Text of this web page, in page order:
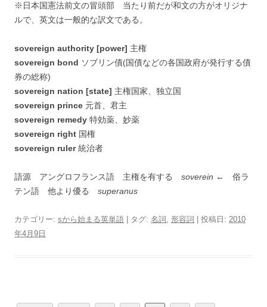
※日本国憲法前文の冒頭部 当たり前だが和文の方がオリジナ
ルで、英文は一般的な訳文である。
sovereign authority [power] 主権
sovereign bond ソブリン債(国債などの各国政府が発行する債
券の総称)
sovereign nation [state] 主権国家、独立国
sovereign prince 元首、君主
sovereign remedy 特効薬、妙薬
sovereign right 国権
sovereign ruler統治者
語源 アングロフランス語 主権を有する soverein ← 俗ラ
テン語 他より優る superanus
カテゴリー: sから始まる英単語 | タグ: 名詞 , 形容詞 | 投稿日: 2010
年4月9日